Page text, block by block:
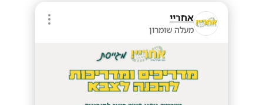
אחריי
מעלה שומרון